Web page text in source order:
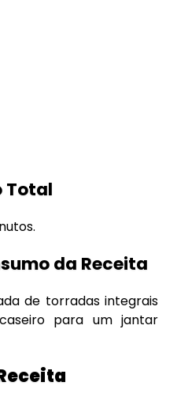
Total
da Receita
de torradas integrais
para um jantar